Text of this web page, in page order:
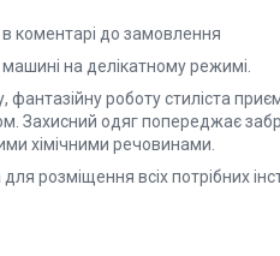
коментарі до замовлення
на делікатному режимі.
роботу стиліста
Захисний одяг попереджає
хімічними речовинами.
розміщення всіх потрібних